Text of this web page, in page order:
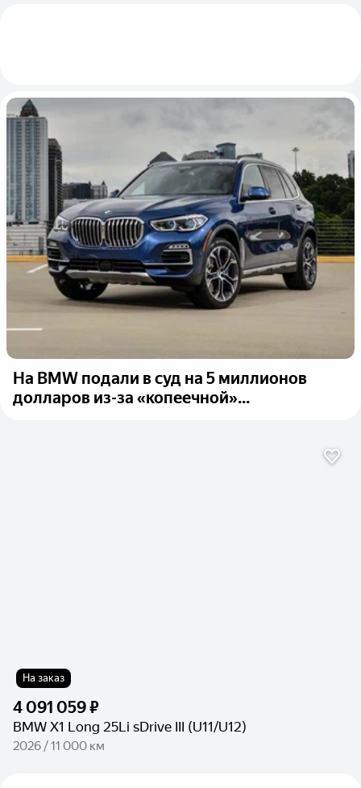
На BMW подали в суд на 5 миллионов
долларов из-за «копеечной»...
На заказ
4 091 059 ₽
BMW X1 Long 25Li sDrive III (U11/U12)
2026 / 11 000 км